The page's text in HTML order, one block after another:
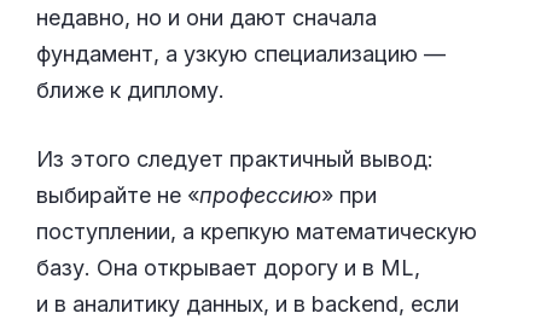
недавно, но и они дают сначала
фундамент, а узкую специализацию —
ближе к диплому.
Из этого следует практичный вывод:
выбирайте не «профессию» при
поступлении, а крепкую математическую
базу. Она открывает дорогу и в ML,
и в аналитику данных, и в backend, если